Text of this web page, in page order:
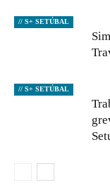
// S+ SETÚBAL
// S+ SETÚBAL